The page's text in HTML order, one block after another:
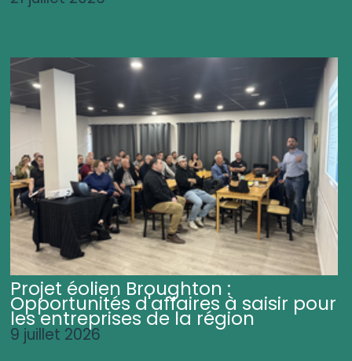
Projet éolien Broughton :
Opportunités d'affaires à saisir pour
les entreprises de la région
9 juillet 2026